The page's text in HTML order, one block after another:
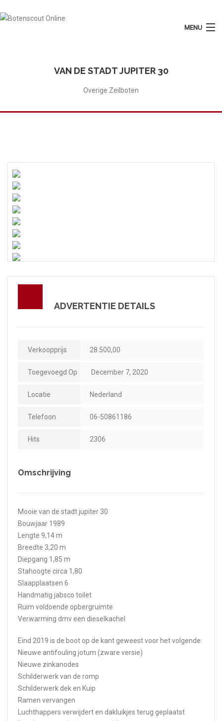
MENU
Plaats Advertentie
Contact
VAN DE STADT JUPITER 30
Overige Zeilboten
ADVERTENTIE DETAILS
Verkoopprijs 28.500,00
Toegevoegd Op December 7, 2020
Locatie Nederland
Telefoon 06-50861186
Hits 2306
Omschrijving
Mooie van de stadt jupiter 30
Bouwjaar 1989
Lengte 9,14 m
Breedte 3,20 m
Diepgang 1,85 m
Stahoogte circa 1,80
Slaapplaatsen 6
Handmatig jabsco toilet
Ruim voldoende opbergruimte
Verwarming dmv een dieselkachel
Eind 2019 is de boot op de kant geweest voor het volgende:
Nieuwe antifouling jotum (zware versie)
Nieuwe zinkanodes
Schilderwerk van de romp
Schilderwerk dek en Kuip
Ramen vervangen
Luchthappers verwijdert en dakluikjes terug geplaatst